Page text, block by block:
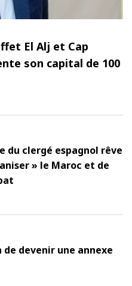
El Alj et Cap
son capital de 100
du clergé espagnol rêve
» le Maroc et de
devenir une annexe